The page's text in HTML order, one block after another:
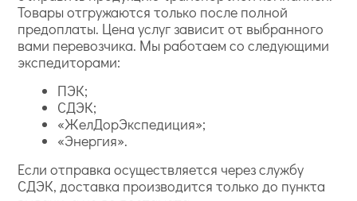
Товары отгружаются только после полной
предоплаты. Цена услуг зависит от выбранного
вами перевозчика. Мы работаем со следующими
экспедиторами:
ПЭК;
СДЭК;
«ЖелДорЭкспедиция»;
«Энергия».
Если отправка осуществляется через службу
СДЭК, доставка производится только до пункта